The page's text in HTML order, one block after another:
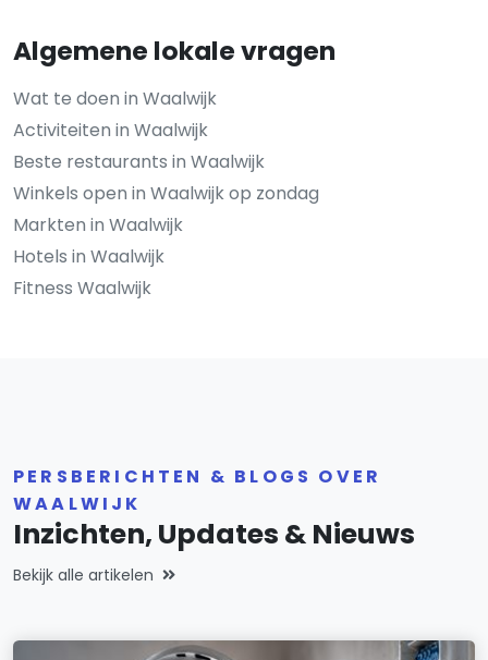
Algemene lokale vragen
Wat te doen in Waalwijk
Activiteiten in Waalwijk
Beste restaurants in Waalwijk
Winkels open in Waalwijk op zondag
Markten in Waalwijk
Hotels in Waalwijk
Fitness Waalwijk
PERSBERICHTEN & BLOGS OVER
WAALWIJK
Inzichten, Updates & Nieuws
Bekijk alle artikelen